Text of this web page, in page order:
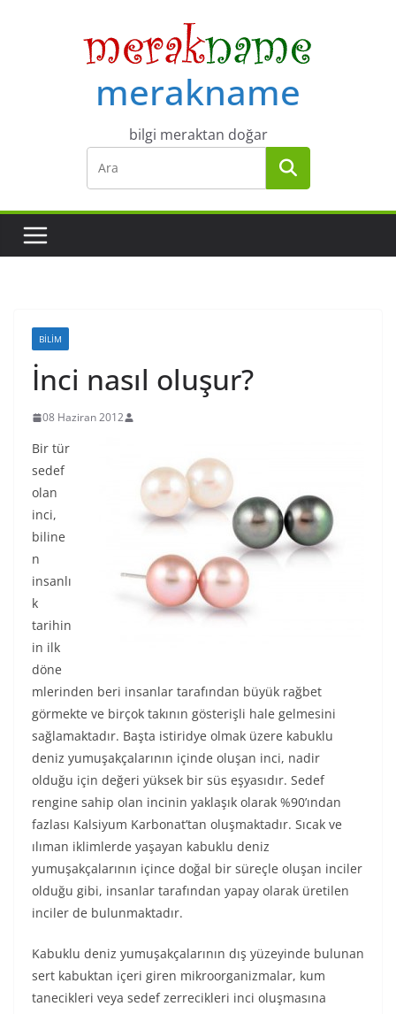
merakname
bilgi meraktan doğar
BILIM
İnci nasıl oluşur?
08 Haziran 2012
Bir tür
sedef
olan
inci,
biline
n
insanlı
k
tarihin
in ilk
döne
mlerinden beri insanlar tarafından büyük rağbet
görmekte ve birçok takının gösterişli hale gelmesini
sağlamaktadır. Başta istiridye olmak üzere kabuklu
deniz yumuşakçalarının içinde oluşan inci, nadir
olduğu için değeri yüksek bir süs eşyasıdır. Sedef
rengine sahip olan incinin yaklaşık olarak %90’ından
fazlası Kalsiyum Karbonat’tan oluşmaktadır. Sıcak ve
ılıman iklimlerde yaşayan kabuklu deniz
yumuşakçalarının içince doğal bir süreçle oluşan inciler
olduğu gibi, insanlar tarafından yapay olarak üretilen
inciler de bulunmaktadır.
Kabuklu deniz yumuşakçalarının dış yüzeyinde bulunan
sert kabuktan içeri giren mikroorganizmalar, kum
tanecikleri veya sedef zerrecikleri inci oluşmasına